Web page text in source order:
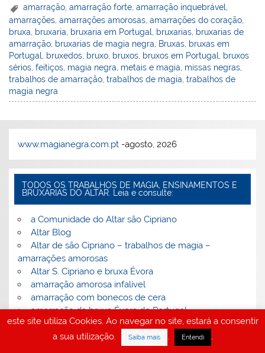
amarração,amarração forte,amarração inquebrável,
amarrações ,amarrações amorosas ,amarrações do coração
bruxa
bruxaria bruxaria em Portugal bruxarias bruxarias de
amarração bruxarias de magia negra Bruxas bruxas em
Portugal
bruxedos bruxo bruxos bruxos em Portugal
bruxos
sérios ,feitiços magia negra metais e magia missas negras
trabalhos de amarração ,trabalhos de magia ,trabalhos de
magia negra
www.magianegra.com.pt -agosto, 2026
TODOS OS TRABALHOS DE MAGIA, ENSINAMENTOS E
BRUXARIAS DO ALTAR. Leia e consulte:
a Comunidade do Altar são Cipriano
Altar Blog
Altar de são Cipriano – trabalhos de magia –
amarrações amorosas
Altar S. Cipriano e bruxa Évora
amarração amorosa infalível
amarração com bonecos de cera
amarração da bruxa Évora de Portugal
amarração da cabra preta
amarração das cartas de Tarot
Amarração de Magia Branca
este site utiliza Cookies. Ao navegar no site, estará a consentir
a sua utilização.
Saiba mais . Entendi .